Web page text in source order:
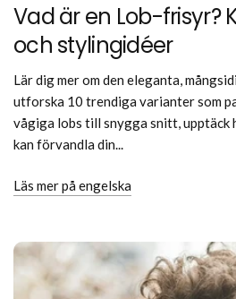
Vad är en Lob-frisyr?
och stylingidéer
Lär dig mer om den eleganta,
utforska 10 trendiga varianter som
vågiga lobs till snygga snitt, upptäck
kan förvandla din...
Läs mer på engelska